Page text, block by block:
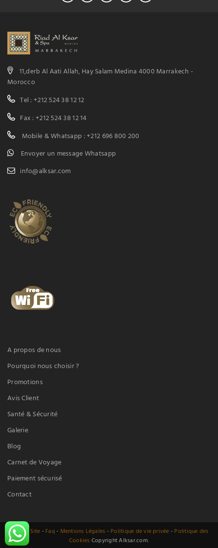
11,derb Al Aati Allah, Hay Salam Medina 4000 Marrakech -
Morocco
Tel : +212 524 38 12 12
Fax : +212 524 38 12 14
Mobile & Whatsapp : +212 696 800 200
Envoyer un message Whatsapp
info@alksar.com
A propos de nous
Pourquoi nous choisir ?
Promotions
Avis Client
Santé & Sécurité
Galerie
Blog
Carnet de Voyage
Paiement sécurisé
Contact
Plan du Site - Faq - Mentions Légales - Politique de vie privée - Politique des
Cookies Copyright Alksar.com.